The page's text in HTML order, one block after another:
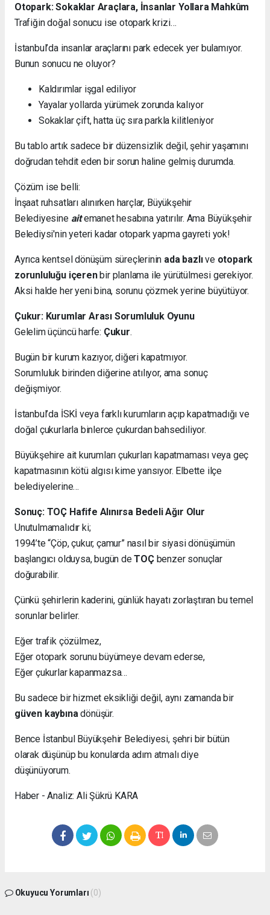
Otopark: Sokaklar Araçlara, İnsanlar Yollara Mahkûm
Trafiğin doğal sonucu ise otopark krizi…
İstanbul’da insanlar araçlarını park edecek yer bulamıyor.
Bunun sonucu ne oluyor?
Kaldırımlar işgal ediliyor
Yayalar yollarda yürümek zorunda kalıyor
Sokaklar çift, hatta üç sıra parkla kilitleniyor
Bu tablo artık sadece bir düzensizlik değil, şehir yaşamını
doğrudan tehdit eden bir sorun haline gelmiş durumda.
Çözüm ise belli:
İnşaat ruhsatları alınırken harçlar, Büyükşehir
Belediyesine aitemanet hesabına yatırılır. Ama Büyükşehir
Belediysi'nin yeteri kadar otopark yapma gayreti yok!
Ayrıca kentsel dönüşüm süreçlerinin ada bazlıve otopark
zorunluluğu içerenbir planlama ile yürütülmesi gerekiyor.
Aksi halde her yeni bina, sorunu çözmek yerine büyütüyor.
Çukur: Kurumlar Arası Sorumluluk Oyunu
Gelelim üçüncü harfe: Çukur.
Bugün bir kurum kazıyor, diğeri kapatmıyor.
Sorumluluk birinden diğerine atılıyor, ama sonuç
değişmiyor.
İstanbul’da İSKİ veya farklı kurumların açıp kapatmadığı ve
doğal çukurlarla binlerce çukurdan bahsediliyor.
Büyükşehire ait kurumları çukurları kapatmaması veya geç
kapatmasının kötü algısı kime yansıyor. Elbette ilçe
belediyelerine…
Sonuç: TOÇ Hafife Alınırsa Bedeli Ağır Olur
Unutulmamalıdır ki;
1994’te “Çöp, çukur, çamur” nasıl bir siyasi dönüşümün
başlangıcı olduysa, bugün deTOÇbenzer sonuçlar
doğurabilir.
Çünkü şehirlerin kaderini, günlük hayatı zorlaştıran bu temel
sorunlar belirler.
Eğer trafik çözülmez,
Eğer otopark sorunu büyümeye devam ederse,
Eğer çukurlar kapanmazsa…
Bu sadece bir hizmet eksikliği değil, aynı zamanda bir
güven kaybına dönüşür.
Bence İstanbul Büyükşehir Belediyesi, şehri bir bütün
olarak düşünüp bu konularda adım atmalı diye
düşünüyorum.
Haber - Analiz: Ali Şükrü KARA
Okuyucu Yorumları (0)